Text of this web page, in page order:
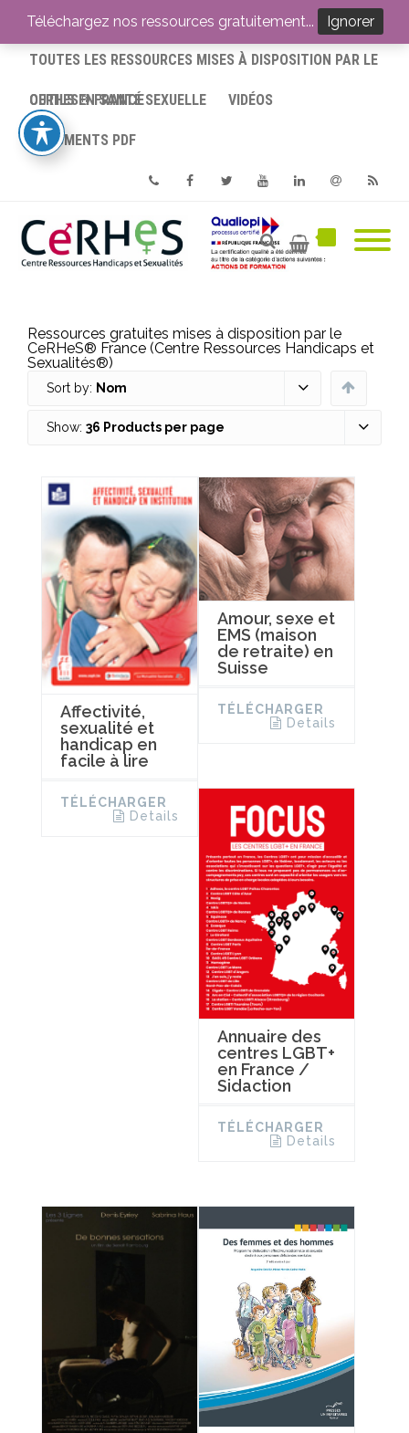
ACCUEIL
TOUTES LES RESSOURCES MISES À DISPOSITION PAR LE
CERHES® FRANCE
OUTILS EN SANTÉ SEXUELLE VIDÉOS
DOCUMENTS PDF
PhoneFacebookTwitterYoutube
Ressources gratuites mises à disposition par le
CeRHeS® France (Centre Ressources Handicaps et
Sexualités®)
Sort by: Nom
Show: 36 Products per page
Affectivité,
sexualité et
handicap en
facile à lire
TÉLÉCHARGER
Details
Amour, sexe et
EMS (maison
de retraite) en
Suisse
TÉLÉCHARGER
Details
Annuaire des
centres LGBT+
en France /
Sidaction
TÉLÉCHARGER
Details
Téléchargez nos ressources gratuitement... Ignorer